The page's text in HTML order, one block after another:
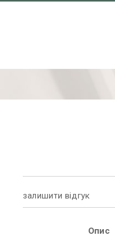
залишити відгук
Опис